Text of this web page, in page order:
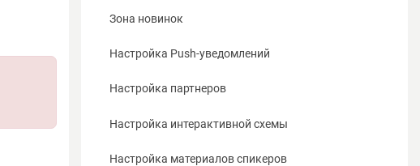
Как работает комплекс для посетителя
Документы
Зона новинок
Настройка Push-уведомлений
Настройка партнеров
Настройка интерактивной схемы
Настройка материалов спикеров